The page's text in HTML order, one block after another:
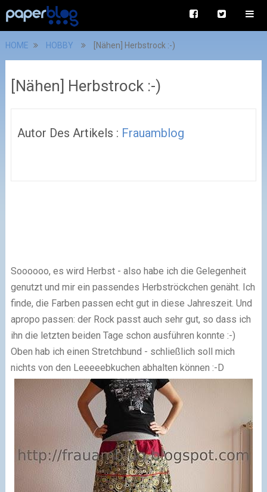
HOME HOBBY [Nähen] Herbstrock :-)
[Nähen] Herbstrock :-)
Autor Des Artikels : Frauamblog
Soooooo, es wird Herbst - also habe ich die Gelegenheit
genutzt und mir ein passendes Herbströckchen genäht. Ich
finde, die Farben passen echt gut in diese Jahreszeit. Und
apropo passen: der Rock passt auch sehr gut, so dass ich
ihn die letzten beiden Tage schon ausführen konnte :-)
Oben hab ich einen Stretchbund - schließlich soll mich
nichts von den Leeeeebkuchen abhalten können :-D